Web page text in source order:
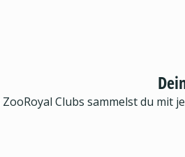
Clubs sammelst du mit